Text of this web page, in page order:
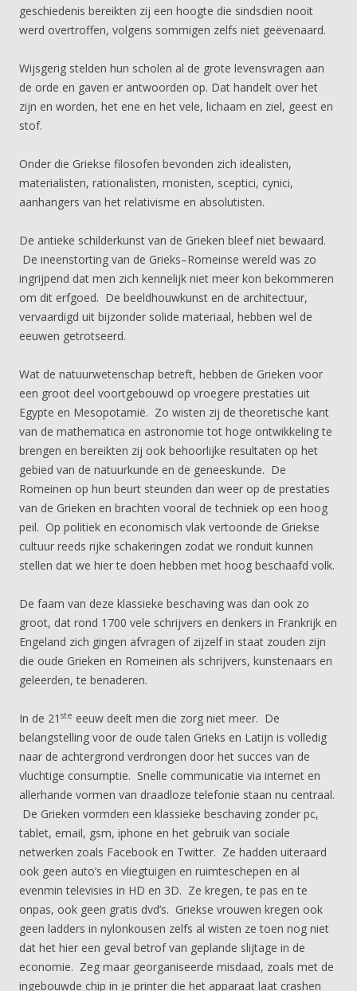
geschiedenis bereikten zij een hoogte die sindsdien nooit
werd overtroffen, volgens sommigen zelfs niet geëvenaard.
Wijsgerig stelden hun scholen al de grote levensvragen aan
de orde en gaven er antwoorden op. Dat handelt over het
zijn en worden, het ene en het vele, lichaam en ziel, geest en
stof.
Onder die Griekse filosofen bevonden zich idealisten,
materialisten, rationalisten, monisten, sceptici, cynici,
aanhangers van het relativisme en absolutisten.
De antieke schilderkunst van de Grieken bleef niet bewaard.
De ineenstorting van de Grieks–Romeinse wereld was zo
ingrijpend dat men zich kennelijk niet meer kon bekommeren
om dit erfgoed. De beeldhouwkunst en de architectuur,
vervaardigd uit bijzonder solide materiaal, hebben wel de
eeuwen getrotseerd.
Wat de natuurwetenschap betreft, hebben de Grieken voor
een groot deel voortgebouwd op vroegere prestaties uit
Egypte en Mesopotamië. Zo wisten zij de theoretische kant
van de mathematica en astronomie tot hoge ontwikkeling te
brengen en bereikten zij ook behoorlijke resultaten op het
gebied van de natuurkunde en de geneeskunde. De
Romeinen op hun beurt steunden dan weer op de prestaties
van de Grieken en brachten vooral de techniek op een hoog
peil. Op politiek en economisch vlak vertoonde de Griekse
cultuur reeds rijke schakeringen zodat we ronduit kunnen
stellen dat we hier te doen hebben met hoog beschaafd volk.
De faam van deze klassieke beschaving was dan ook zo
groot, dat rond 1700 vele schrijvers en denkers in Frankrijk en
Engeland zich gingen afvragen of zijzelf in staat zouden zijn
die oude Grieken en Romeinen als schrijvers, kunstenaars en
geleerden, te benaderen.
In de 21 ste eeuw deelt men die zorg niet meer. De
belangstelling voor de oude talen Grieks en Latijn is volledig
naar de achtergrond verdrongen door het succes van de
vluchtige consumptie. Snelle communicatie via internet en
allerhande vormen van draadloze telefonie staan nu centraal.
De Grieken vormden een klassieke beschaving zonder pc,
tablet, email, gsm, iphone en het gebruik van sociale
netwerken zoals Facebook en Twitter. Ze hadden uiteraard
ook geen auto’s en vliegtuigen en ruimteschepen en al
evenmin televisies in HD en 3D. Ze kregen, te pas en te
onpas, ook geen gratis dvd’s. Griekse vrouwen kregen ook
geen ladders in nylonkousen zelfs al wisten ze toen nog niet
dat het hier een geval betrof van geplande slijtage in de
economie. Zeg maar georganiseerde misdaad, zoals met de
ingebouwde chip in je printer die het apparaat laat crashen